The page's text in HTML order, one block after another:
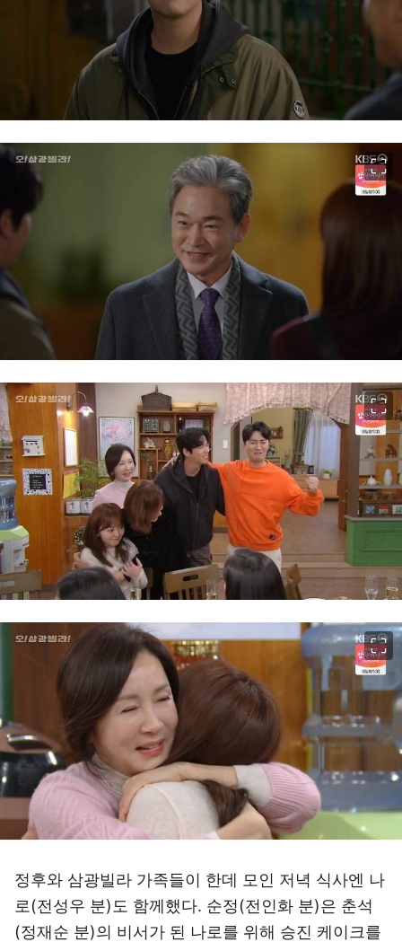
정후와 삼광빌라 가족들이 한데 모인 저녁 식사엔 나
로(전성우 분)도 함께했다. 순정(전인화 분)은 춘석
(정재순 분)의 비서가 된 나로를 위해 승진 케이크를